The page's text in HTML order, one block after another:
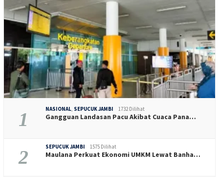
1 NASIONAL, SEPUCUK JAMBI 1732 Dilihat
Gangguan Landasan Pacu Akibat Cuaca Pana…
2 SEPUCUK JAMBI 1575 Dilihat
Maulana Perkuat Ekonomi UMKM Lewat Banha…